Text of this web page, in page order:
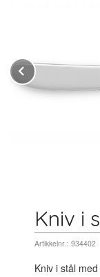
Prev
Kniv i
Artikkelnr.: 934402
Kniv i stål